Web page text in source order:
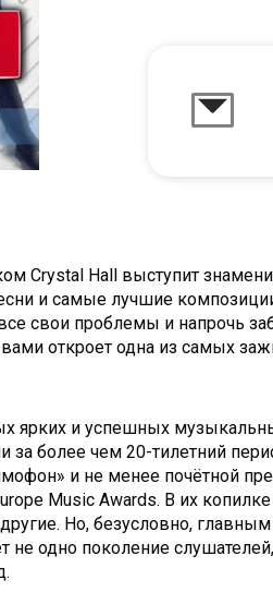
Crystal Hall выступит
и самые лучшие
свои проблемы и напрочь
откроет одна из самых
ярких и успешных
за более чем 20-тилетний
и не менее почётной
Music Awards. В их
Но, безусловно,
не одно поколение